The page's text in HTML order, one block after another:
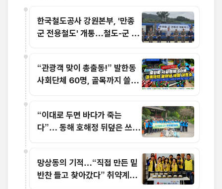
한국철도공사 강원본부, '만종
군 전용철도' 개통…철도-군 협
“관광객 맞이 총출동!” 발한동
사회단체 60명, 골목까지 쓸어
“이대로 두면 바다가 죽는
다”… 동해 호해정 뒤덮은 쓰레
망상동의 기적…“직접 만든 밑
반찬 들고 찾아갔다” 취약계층